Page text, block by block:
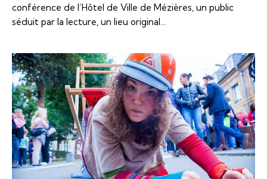
conférence de l’Hôtel de Ville de Mézières, un public
séduit par la lecture, un lieu original…